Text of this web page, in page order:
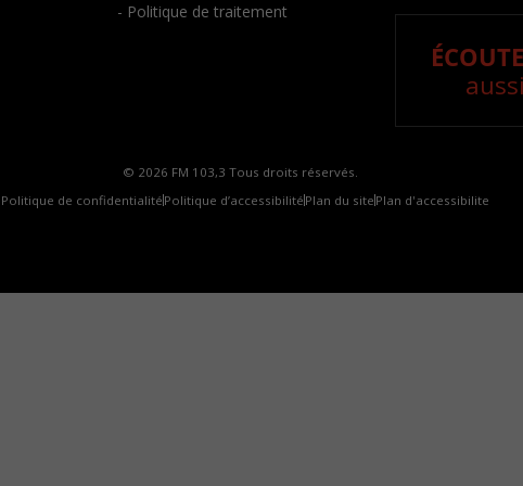
- Politique de traitement
© 2026 FM 103,3 Tous droits réservés.
Politique de confidentialité Politique d’accessibilité Plan du site Plan d'accessibilite